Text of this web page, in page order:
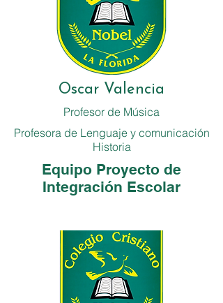
Oscar Valencia
Profesor de Música
Profesora de Lenguaje y comunicación
Historia
Equipo Proyecto de
Integración Escolar